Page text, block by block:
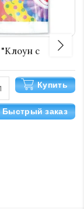
"Клоун с
Купить
Быстрый заказ